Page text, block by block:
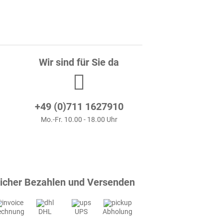
Wir sind für Sie da
+49 (0)711 1627910
Mo.-Fr. 10.00 - 18.00 Uhr
Bezahlen und Versenden
DHL UPS Abholung